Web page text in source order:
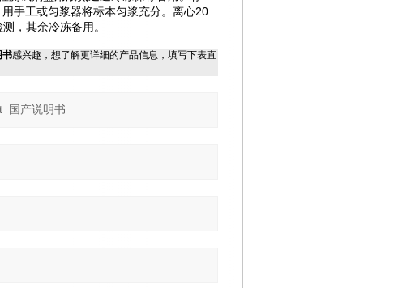
手工或匀浆器将标本匀浆充分。离心20
，其余冷冻备用。
书感兴趣，想了解更详细的产品信息，填写下表直